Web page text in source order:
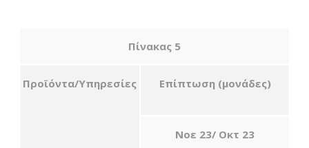
Πίνακας 5
Προϊόντα/Υπηρεσίες Επίπτωση (μονάδες)
Νοε 23/ Οκτ 23